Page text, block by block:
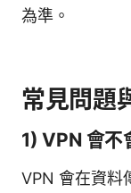
為準。
常見問題
1) VPN 會不
VPN 會在資料